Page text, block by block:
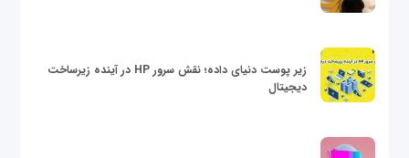
زیر پوست دنیای داده؛ نقش سرور HP در آینده زیرساخت
دیجیتال